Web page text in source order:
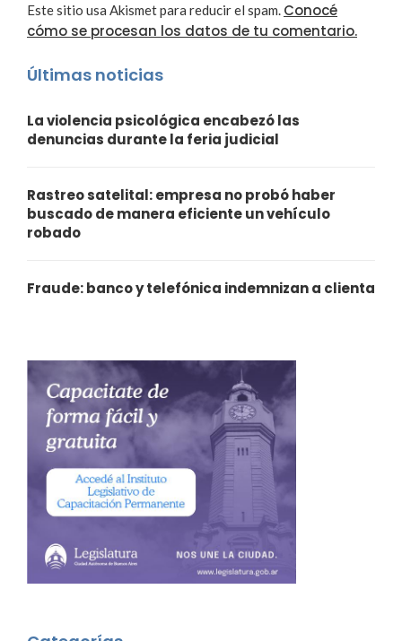
Este sitio usa Akismet para reducir el spam. Conocé
cómo se procesan los datos de tu comentario.
Últimas noticias
La violencia psicológica encabezó las
denuncias durante la feria judicial
Rastreo satelital: empresa no probó haber
buscado de manera eficiente un vehículo
robado
Fraude: banco y telefónica indemnizan a clienta